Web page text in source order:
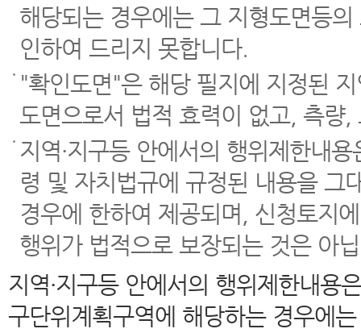
해당되는 경우에는 그 지형도면등
인하여 드리지 못합니다.
"확인도면"은 해당 필지에 지정된
도면으로서 법적 효력이 없고, 측량
지역·지구등 안에서의 행위제한내
령 및 자치법규에 규정된 내용을 그
경우에 한하여 제공되며, 신청토지
행위가 법적으로 보장되는 것은 아
지역·지구등 안에서의 행위제한내용
구단위계획구역에 해당하는 경우에